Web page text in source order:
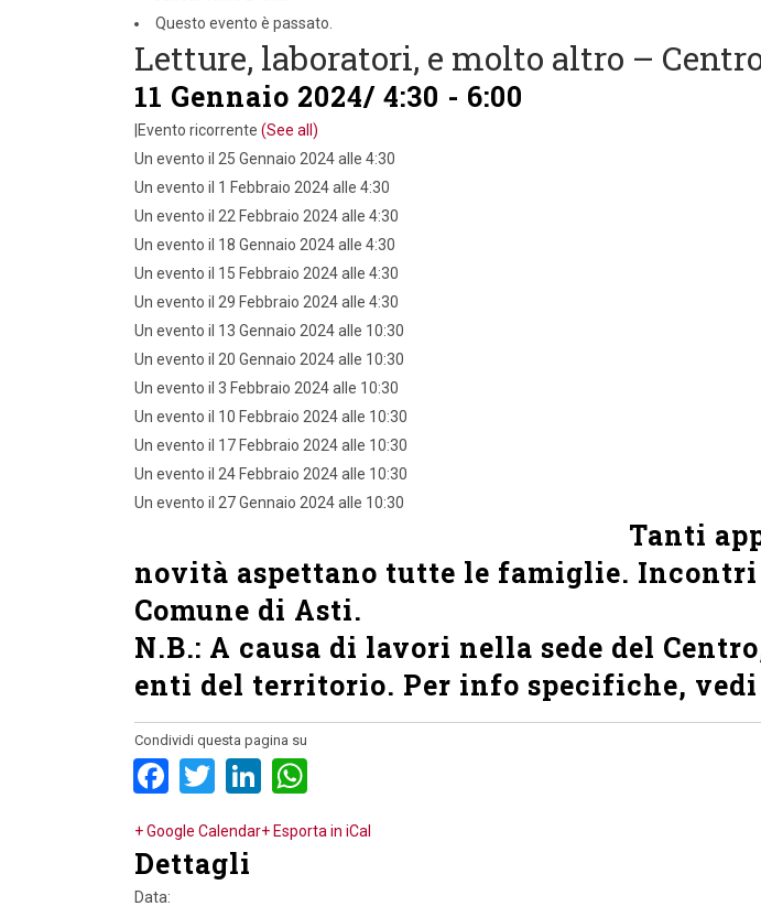
Questo evento è passato.
Letture, laboratori, e molto altro –
11 Gennaio 2024/ 4:30 - 6:00
Evento ricorrente (See all)
Un evento il 25 Gennaio 2024 alle 4:30
Un evento il 1 Febbraio 2024 alle 4:30
Un evento il 22 Febbraio 2024 alle 4:30
Un evento il 18 Gennaio 2024 alle 4:30
Un evento il 15 Febbraio 2024 alle 4:30
Un evento il 29 Febbraio 2024 alle 4:30
Un evento il 13 Gennaio 2024 alle 10:30
Un evento il 20 Gennaio 2024 alle 10:30
Un evento il 3 Febbraio 2024 alle 10:30
Un evento il 10 Febbraio 2024 alle 10:30
Un evento il 17 Febbraio 2024 alle 10:30
Un evento il 24 Febbraio 2024 alle 10:30
Un evento il 27 Gennaio 2024 alle 10:30
Tanti
novità aspettano tutte le famiglie. Incontri
Comune di Asti.
N.B.: A causa di lavori nella sede del
enti del territorio. Per info specifiche,
Condividi questa pagina su
Facebook
TwitterLinkedIn
+ Google Calendar+ Esporta in iCal
Dettagli
Data: